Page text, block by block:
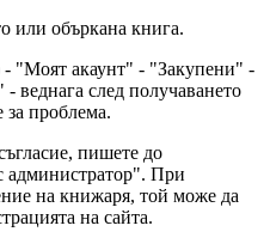
или объркана книга.
"Моят акаунт" - "Закупени" -
веднага след получаването
проблема.
пишете до
администратор". При
на книжаря, той може да
на сайта.